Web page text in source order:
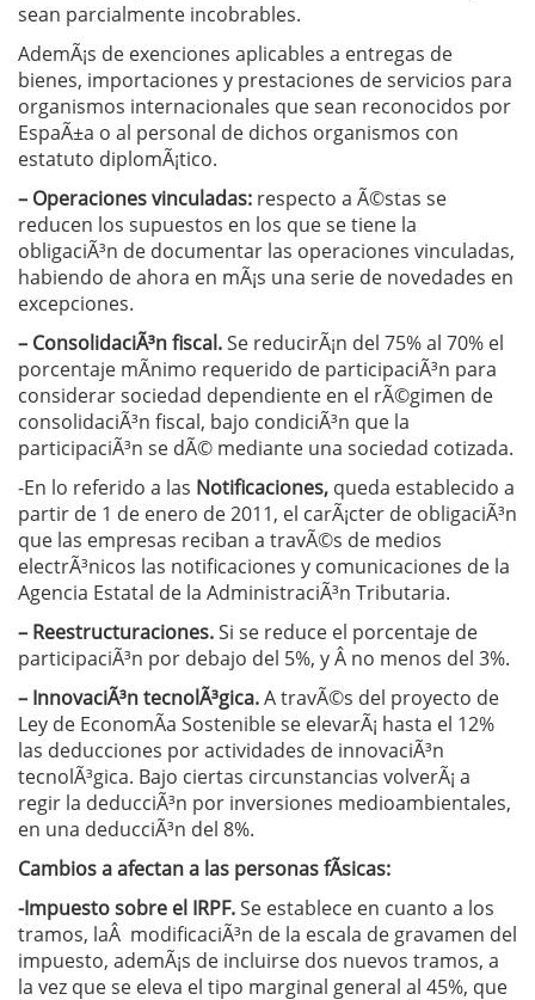
sean parcialmente incobrables.
AdemÃ¡s de exenciones aplicables a entregas de
bienes, importaciones y prestaciones de servicios para
organismos internacionales que sean reconocidos por
EspaÃ±a o al personal de dichos organismos con
estatuto diplomÃ¡tico.
– Operaciones vinculadas: respecto a Ã©stas se
reducen los supuestos en los que se tiene la
obligaciÃ³n de documentar las operaciones vinculadas,
habiendo de ahora en mÃ¡s una serie de novedades en
excepciones.
– ConsolidaciÃ³n fiscal.Se reducirÃ¡n del 75% al 70% el
porcentaje mÃ­nimo requerido de participaciÃ³n para
considerar sociedad dependiente en el rÃ©gimen de
consolidaciÃ³n fiscal, bajo condiciÃ³n que la
participaciÃ³n se dÃ© mediante una sociedad cotizada.
-En lo referido a las Notificaciones, queda establecido a
partir de 1 de enero de 2011, el carÃ¡cter de obligaciÃ³n
que las empresas reciban a travÃ©s de medios
electrÃ³nicos las notificaciones y comunicaciones de la
Agencia Estatal de la AdministraciÃ³n Tributaria.
– Reestructuraciones.Si se reduce el porcentaje de
participaciÃ³n por debajo del 5%, y Â no menos del 3%.
– InnovaciÃ³n tecnolÃ³gica.A travÃ©s del proyecto de
Ley de EconomÃ­a Sostenible se elevarÃ¡ hasta el 12%
las deducciones por actividades de innovaciÃ³n
tecnolÃ³gica. Bajo ciertas circunstancias volverÃ¡ a
regir la deducciÃ³n por inversiones medioambientales,
en una deducciÃ³n del 8%.
Cambios a afectan a las personas fÃ­sicas:
-Impuesto sobre el IRPF.Se establece en cuanto a los
tramos, laÂ modificaciÃ³n de la escala de gravamen del
impuesto, ademÃ¡s de incluirse dos nuevos tramos, a
la vez que se eleva el tipo marginal general al 45%, que